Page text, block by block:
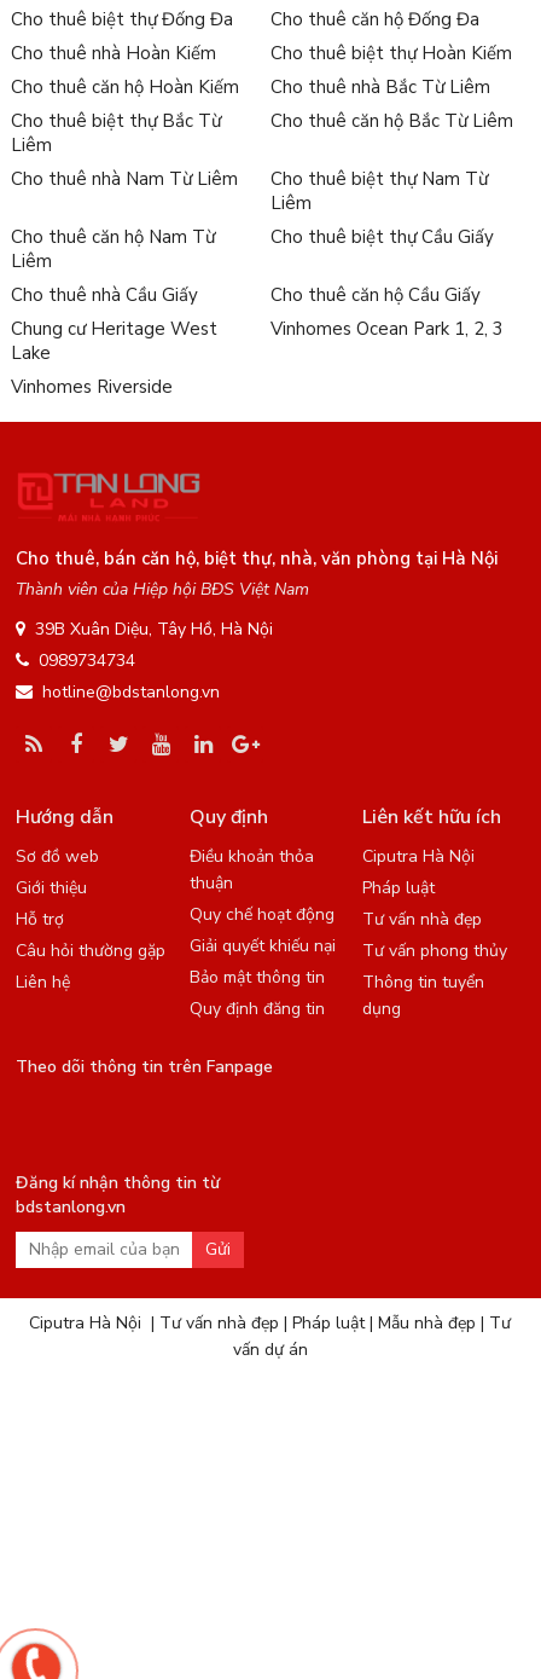
Cho thuê biệt thự Đống Đa
Cho thuê căn hộ Đống Đa
Cho thuê nhà Hoàn Kiếm
Cho thuê biệt thự Hoàn Kiếm
Cho thuê căn hộ Hoàn Kiếm
Cho thuê nhà Bắc Từ Liêm
Cho thuê biệt thự Bắc Từ
Liêm
Cho thuê căn hộ Bắc Từ Liêm
Cho thuê nhà Nam Từ Liêm
Cho thuê biệt thự Nam Từ
Liêm
Cho thuê căn hộ Nam Từ
Liêm
Cho thuê biệt thự Cầu Giấy
Cho thuê nhà Cầu Giấy
Cho thuê căn hộ Cầu Giấy
Chung cư Heritage West
Lake
Vinhomes Ocean Park 1, 2, 3
Vinhomes Riverside
Cho thuê, bán căn hộ, biệt thự, nhà, văn phòng tại Hà Nội
Thành viên của Hiệp hội BĐS Việt Nam
39B Xuân Diệu, Tây Hồ, Hà Nội
0989734734
hotline@bdstanlong.vn
Hướng dẫn
Sơ đồ web
Giới thiệu
Hỗ trợ
Câu hỏi thường gặp
Liên hệ
Quy định
Điều khoản thỏa
thuận
Quy chế hoạt động
Giải quyết khiếu nại
Bảo mật thông tin
Quy định đăng tin
Liên kết hữu ích
Ciputra Hà Nội
Pháp luật
Tư vấn nhà đẹp
Tư vấn phong thủy
Thông tin tuyển
dụng
Theo dõi thông tin trên Fanpage
Đăng kí nhận thông tin từ
bdstanlong.vn
Gửi
Ciputra Hà Nội | Tư vấn nhà đẹp |Pháp luật|Mẫu nhà đẹp | Tư
vấn dự án